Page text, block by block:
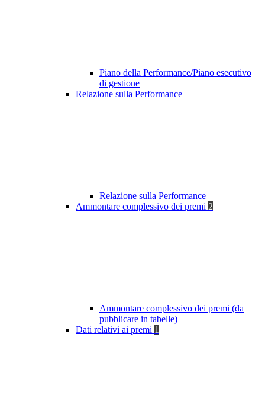
Piano della Performance/Piano esecutivo
di gestione
Relazione sulla Performance
Relazione sulla Performance
Ammontare complessivo dei premi 2
Ammontare complessivo dei premi (da
pubblicare in tabelle)
Dati relativi ai premi 1